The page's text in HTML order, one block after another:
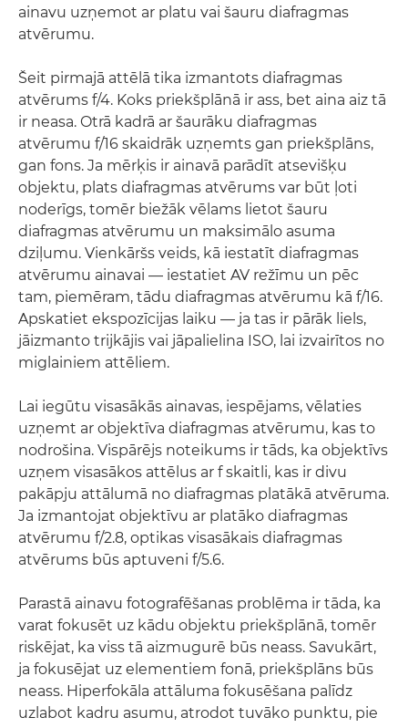
ainavu uzņemot ar platu vai šauru diafragmas
atvērumu.
Šeit pirmajā attēlā tika izmantots diafragmas
atvērums f/4. Koks priekšplānā ir ass, bet aina aiz tā
ir neasa. Otrā kadrā ar šaurāku diafragmas
atvērumu f/16 skaidrāk uzņemts gan priekšplāns,
gan fons. Ja mērķis ir ainavā parādīt atsevišķu
objektu, plats diafragmas atvērums var būt ļoti
noderīgs, tomēr biežāk vēlams lietot šauru
diafragmas atvērumu un maksimālo asuma
dziļumu. Vienkāršs veids, kā iestatīt diafragmas
atvērumu ainavai — iestatiet AV režīmu un pēc
tam, piemēram, tādu diafragmas atvērumu kā f/16.
Apskatiet ekspozīcijas laiku — ja tas ir pārāk liels,
jāizmanto trijkājis vai jāpalielina ISO, lai izvairītos no
miglainiem attēliem.
Lai iegūtu visasākās ainavas, iespējams, vēlaties
uzņemt ar objektīva diafragmas atvērumu, kas to
nodrošina. Vispārējs noteikums ir tāds, ka objektīvs
uzņem visasākos attēlus ar f skaitli, kas ir divu
pakāpju attālumā no diafragmas platākā atvēruma.
Ja izmantojat objektīvu ar platāko diafragmas
atvērumu f/2.8, optikas visasākais diafragmas
atvērums būs aptuveni f/5.6.
Parastā ainavu fotografēšanas problēma ir tāda, ka
varat fokusēt uz kādu objektu priekšplānā, tomēr
riskējat, ka viss tā aizmugurē būs neass. Savukārt,
ja fokusējat uz elementiem fonā, priekšplāns būs
neass. Hiperfokāla attāluma fokusēšana palīdz
uzlabot kadru asumu, atrodot tuvāko punktu, pie